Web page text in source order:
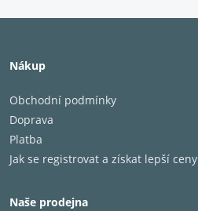
Nákup
Obchodní podmínky
Doprava
Platba
Jak se registrovat a získat lepší ceny
Naše prodejna